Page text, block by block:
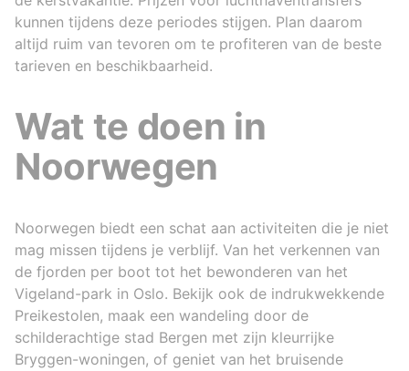
kunnen tijdens deze periodes stijgen. Plan daarom
altijd ruim van tevoren om te profiteren van de beste
tarieven en beschikbaarheid.
Wat te doen in
Noorwegen
Noorwegen biedt een schat aan activiteiten die je niet
mag missen tijdens je verblijf. Van het verkennen van
de fjorden per boot tot het bewonderen van het
Vigeland-park in Oslo. Bekijk ook de indrukwekkende
Preikestolen, maak een wandeling door de
schilderachtige stad Bergen met zijn kleurrijke
Bryggen-woningen, of geniet van het bruisende